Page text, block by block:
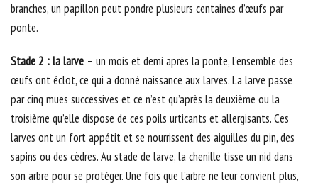
branches, un papillon peut pondre plusieurs centaines d’œufs par
ponte.
Stade 2 : la larve – un mois et demi après la ponte, l’ensemble des
œufs ont éclot, ce qui a donné naissance aux larves. La larve passe
par cinq mues successives et ce n’est qu’après la deuxième ou la
troisième qu’elle dispose de ces poils urticants et allergisants. Ces
larves ont un fort appétit et se nourrissent des aiguilles du pin, des
sapins ou des cèdres. Au stade de larve, la chenille tisse un nid dans
son arbre pour se protéger. Une fois que l’arbre ne leur convient plus,